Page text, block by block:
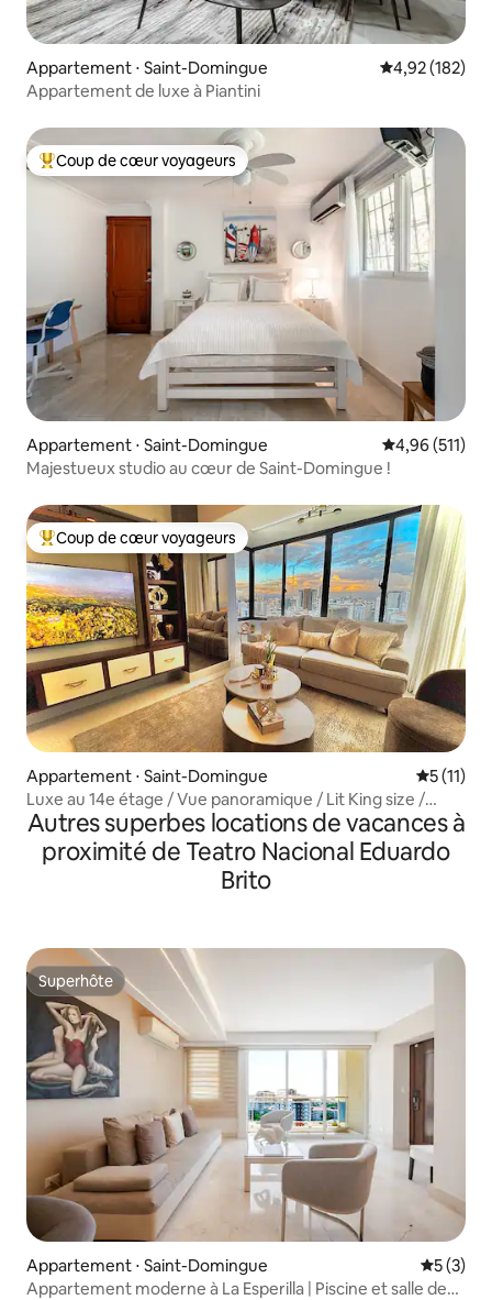
Appartement ⋅ Saint-Domingue Évaluation
4,92 (182)
Appartement de luxe à Piantini
Coups de cœur voyageurs les plus appréciés
Coup de cœur voyageurs
Appartement ⋅ Saint-Domingue Évaluation
4,96 (511)
Majestueux studio au cœur de Saint-Domingue !
Coups de cœur voyageurs les plus appréciés
Coup de cœur voyageurs
Appartement ⋅ Saint-Domingue
5 (11)
Luxe au 14e étage / Vue panoramique / Lit King size /
Piscine
Autres superbes locations de vacances à
proximité de Teatro Nacional Eduardo
Brito
Superhôte
Superhôte
Appartement ⋅ Saint-Domingue
5 (3)
Appartement moderne à La Esperilla | Piscine et salle de